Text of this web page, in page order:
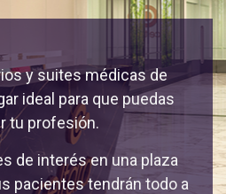
y suites médicas de
ideal para que puedas
tu profesión.
de interés en una plaza
pacientes tendrán todo a